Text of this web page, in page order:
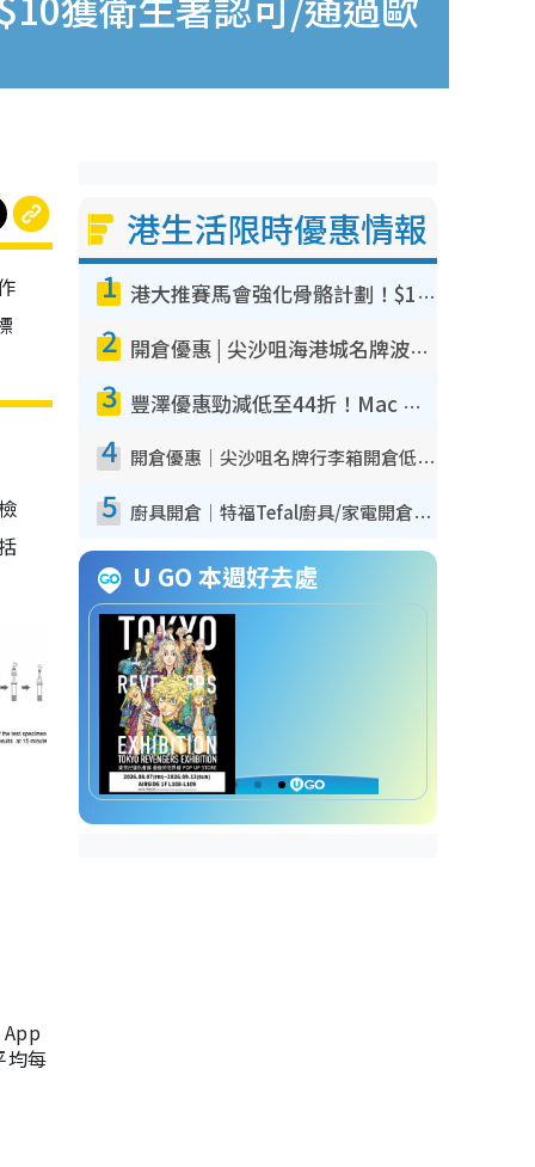
均每
港生活限時優惠情報
1 港大推賽馬會強化骨骼計劃！$100骨質密度X光檢查 完成免費運動訓練送超市禮券！附參加資格
2 開倉優惠 | 尖沙咀海港城名牌波鞋開倉低至1折！On鞋$899起／Joy&Peace鞋履$98起
3 豐澤優惠勁減低至44折！Mac mini/iPhone17Pro大減價！廚房家電$220起
4 開倉優惠｜尖沙咀名牌行李箱開倉低至4折！一連5日 American Tourister/ace./Hallmark $200起！
5 廚具開倉｜特福Tefal廚具/家電開倉低至3折！$220起買平底鍋/炒鑊/湯煲！電飯煲/吸塵機/燙斗$418起
U GO 本週好去處